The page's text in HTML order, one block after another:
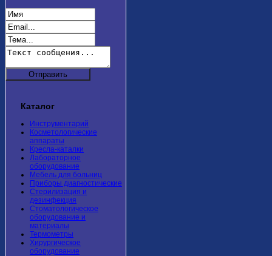
Каталог
Инструментарий
Косметологические
аппараты
Кресла-каталки
Лабораторное
оборудование
Мебель для больниц
Приборы диагностические
Стерилизация и
дезинфекция
Стоматологическое
оборудование и
материалы
Термометры
Хирургическое
оборудование